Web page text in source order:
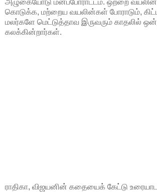
அழுகையோடு மனப்போராட்டம். ஒற்றை
கொடுக்க, மற்றைய வயலின்கள் போராடும்,
மலர்களே மெட்டுத்தாவ இருவரும் காதலில்
கலக்கின்றார்கள்.
ராதிகா, விஜயனின் கதையைக் கேட்டு